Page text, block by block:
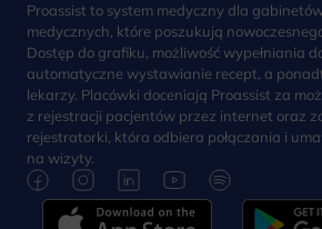
Proassist to system medyczny dla
medycznych, które poszukują
Dostęp do grafiku, możliwość wypełniania
automatyczne wystawianie recept, a
lekarzy. Placówki doceniają Proassist za
z rejestracji pacjentów przez internet oraz
rejestratorki, która odbiera połączania i
na wizyty.